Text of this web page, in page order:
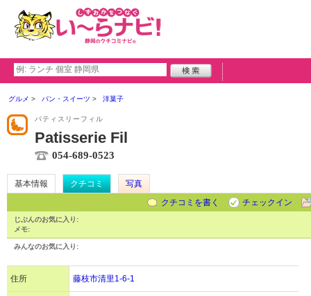
グルメ パン・スイーツ 洋菓子
パティスリーフィル
Patisserie Fil
054-689-0523
基本情報 クチコミ
写真
クチコミを書く
チェックイン
じぶんのお気に入り:
メモ:
みんなのお気に入り:
住所 藤枝市清里1-6-1